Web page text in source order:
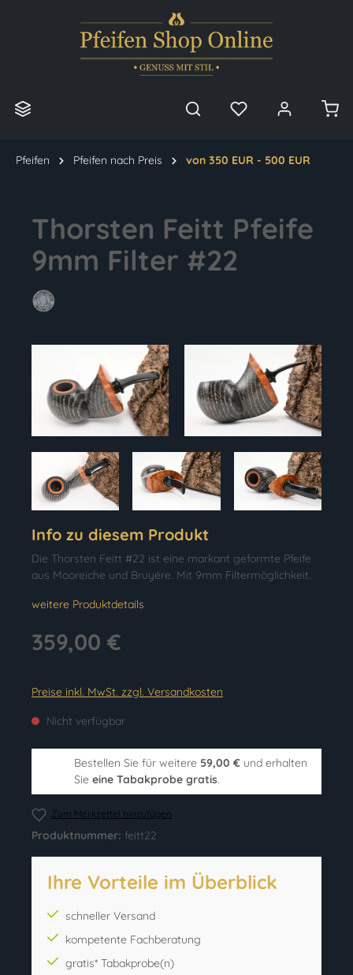
Pfeifen Pfeifen nach Preis von 350 EUR - 500 EUR
Thorsten Feitt Pfeife
9mm Filter #22
Info zu diesem Produkt
Die Thorsten Feitt #22 ist eine markant geformte Pfeife
aus Mooreiche und Bruyére. Mit 9mm Filtermöglichkeit.
weitere Produktdetails
359,00 €
Preise inkl. MwSt. zzgl. Versandkosten
Nicht verfügbar
Bestellen Sie für weitere 59,00 € und erhalten
Sie eine Tabakprobe gratis.
Zum Merkzettel hinzufügen
Produktnummer: feitt22
Ihre Vorteile im Überblick
schneller Versand
kompetente Fachberatung
gratis* Tabakprobe(n)